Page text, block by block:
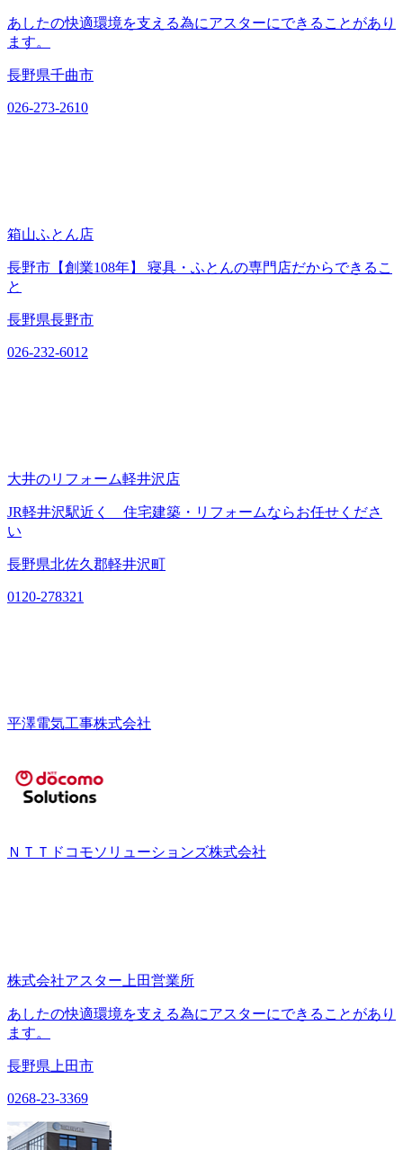
あしたの快適環境を支える為にアスターにできることがあり
ます。
長野県千曲市
026-273-2610
箱山ふとん店
長野市【創業108年】 寝具・ふとんの専門店だからできるこ
と
長野県長野市
026-232-6012
大井のリフォーム軽井沢店
JR軽井沢駅近く 住宅建築・リフォームならお任せくださ
い
長野県北佐久郡軽井沢町
0120-278321
平澤電気工事株式会社
ＮＴＴドコモソリューションズ株式会社
株式会社アスター上田営業所
あしたの快適環境を支える為にアスターにできることがあり
ます。
長野県上田市
0268-23-3369